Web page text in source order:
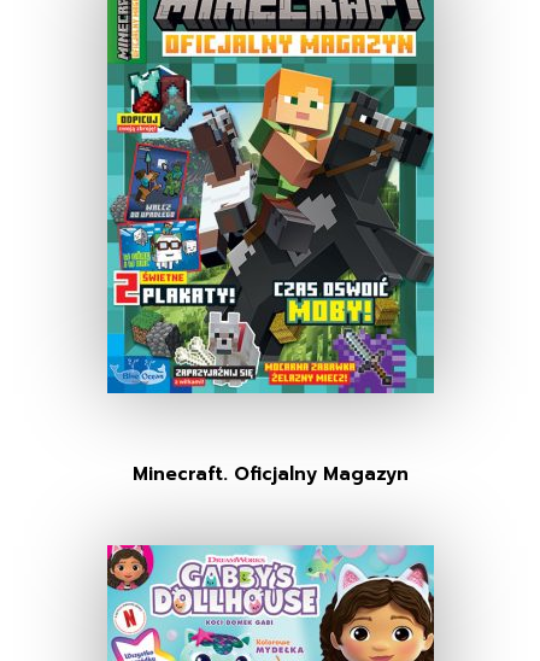
Minecraft. Oficjalny Magazyn